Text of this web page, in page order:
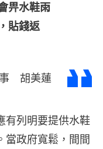
畀水鞋雨
貼錢返
事 胡美蓮
有列明要提供水鞋
當政府寬鬆，間間